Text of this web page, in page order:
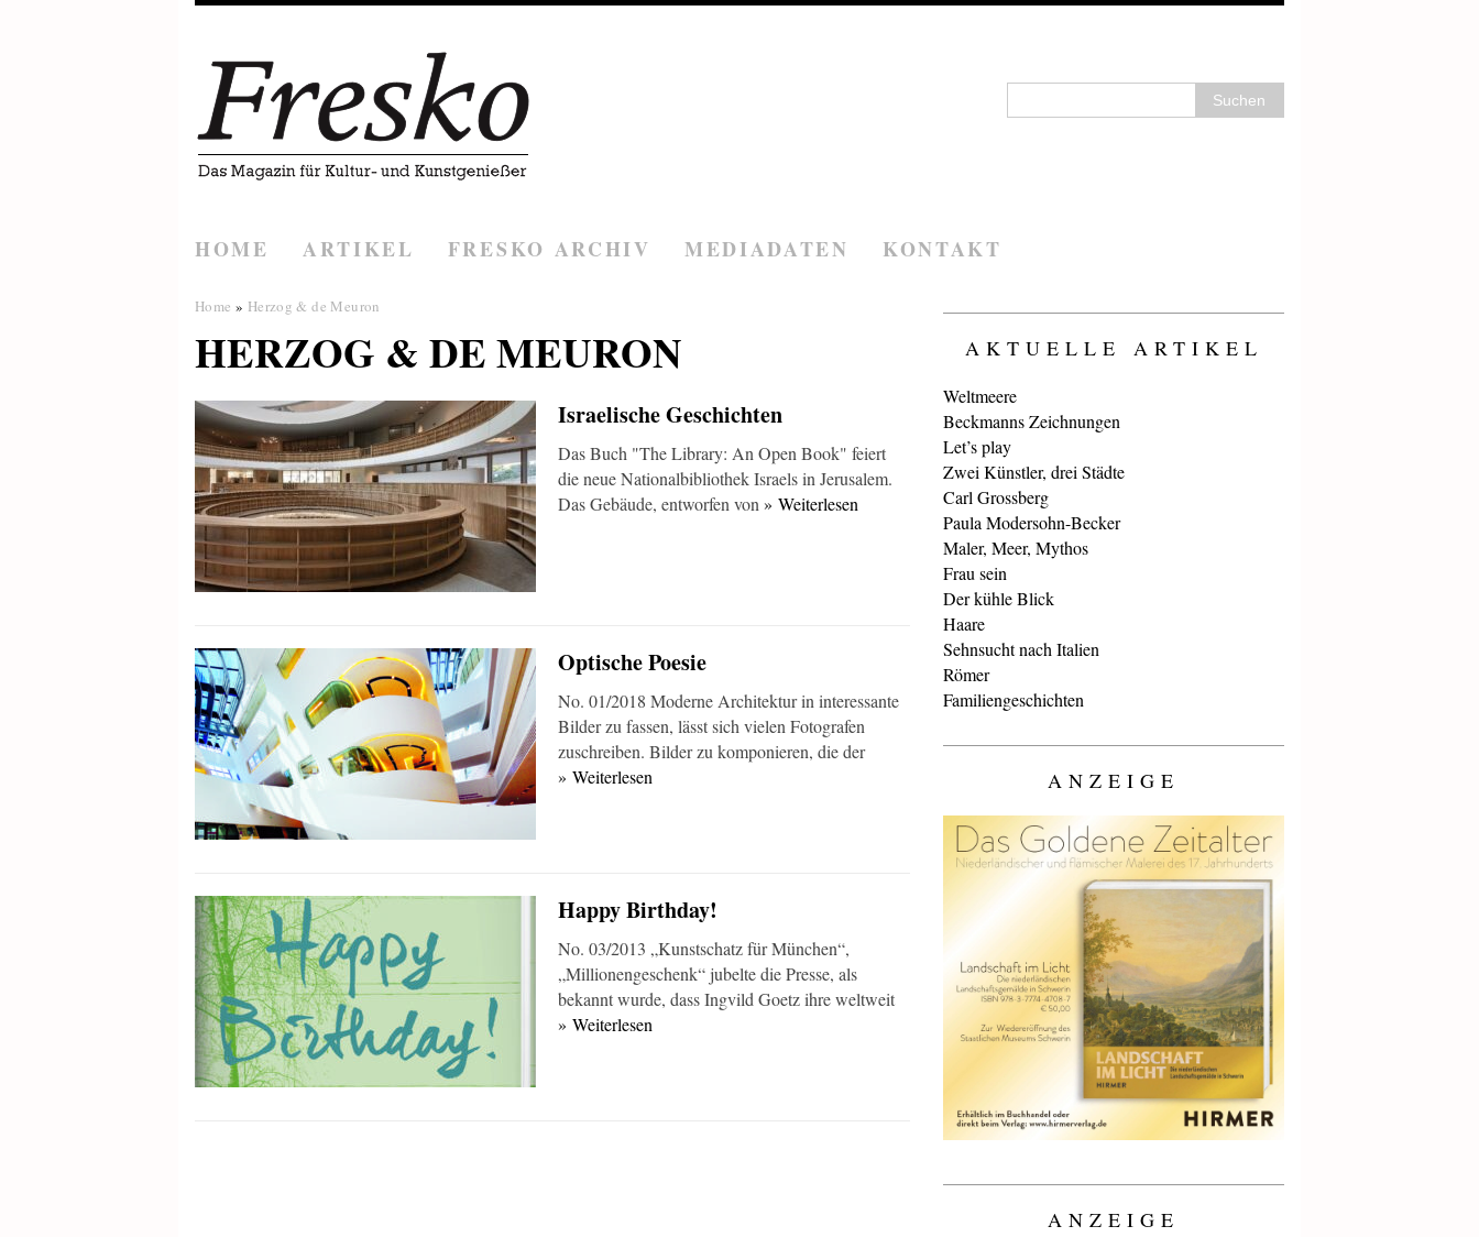
HOME ARTIKEL FRESKO ARCHIV MEDIADATEN KONTAKT
Home » Herzog & de Meuron
HERZOG & DE MEURON
Israelische Geschichten
Das Buch "The Library: An Open Book" feiert
die neue Nationalbibliothek Israels in Jerusalem.
Das Gebäude, entworfen von » Weiterlesen
Optische Poesie
No. 01/2018 Moderne Architektur in interessante
Bilder zu fassen, lässt sich vielen Fotografen
zuschreiben. Bilder zu komponieren, die der
» Weiterlesen
Happy Birthday!
No. 03/2013 „Kunstschatz für München“,
„Millionengeschenk“ jubelte die Presse, als
bekannt wurde, dass Ingvild Goetz ihre weltweit
» Weiterlesen
AKTUELLE ARTIKEL
Weltmeere
Beckmanns Zeichnungen
Let’s play
Zwei Künstler, drei Städte
Carl Grossberg
Paula Modersohn-Becker
Maler, Meer, Mythos
Frau sein
Der kühle Blick
Haare
Sehnsucht nach Italien
Römer
Familiengeschichten
ANZEIGE
ANZEIGE